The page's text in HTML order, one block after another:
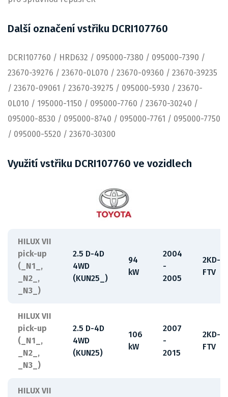
Další označení vstřiku DCRI107760
DCRI107760 / HRD632 / 095000-7380 / 095000-7390 /
23670-39276 / 23670-0L070 / 23670-09360 / 23670-39235
/ 23670-09061 / 23670-39275 / 095000-5930 / 23670-
0L010 / 195000-1150 / 095000-7760 / 23670-30240 /
095000-8530 / 095000-8740 / 095000-7761 / 095000-7750
/ 095000-5520 / 23670-30300
Využití vstřiku DCRI107760 ve vozidlech
HILUX VII
pick-up
(_N1_,
_N2_,
_N3_)
2.5 D-4D
4WD
(KUN25_)
94
kW
2004
-
2005
2KD-
FTV
HILUX VII
pick-up
(_N1_,
_N2_,
_N3_)
2.5 D-4D
4WD
(KUN25)
106
kW
2007
-
2015
2KD-
FTV
HILUX VII